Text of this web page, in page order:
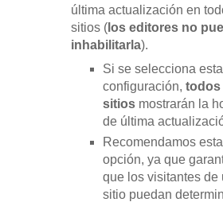
última actualización en
sitios ( los editores no
inhabilitarla).
Si se selecciona esta
configuración, todos
sitiosmostrarán la
de última
Recomendamos esta
opción, ya que
que los visitantes de
sitio puedan